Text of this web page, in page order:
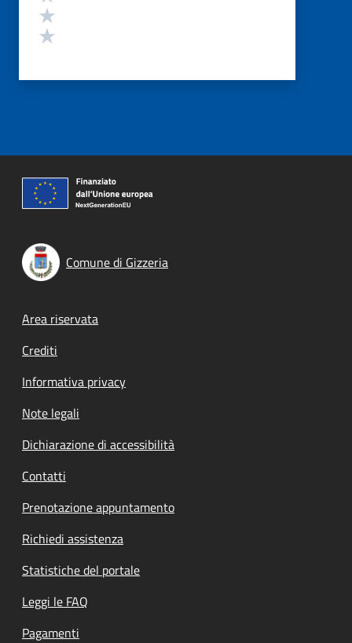
Comune di Gizzeria
Footer menu
Area riservata
Crediti
Informativa privacy
Note legali
Dichiarazione di accessibilità
Contatti
Prenotazione appuntamento
Richiedi assistenza
Statistiche del portale
Leggi le FAQ
Pagamenti